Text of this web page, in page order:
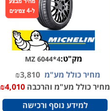
מק"ט:MZ 6044*4
מחיר כולל מע"מ ₪3,810
מחיר כולל מע"מ והרכבה
₪4,010
למידע נוסף ורכישה